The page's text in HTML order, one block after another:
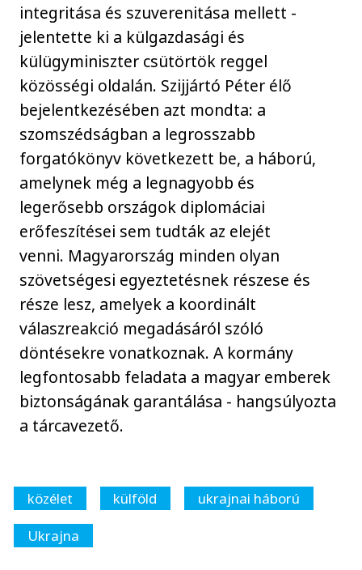
integritása és szuverenitása mellett -
jelentette ki a külgazdasági és
külügyminiszter csütörtök reggel
közösségi oldalán. Szijjártó Péter élő
bejelentkezésében azt mondta: a
szomszédságban a legrosszabb
forgatókönyv következett be, a háború,
amelynek még a legnagyobb és
legerősebb országok diplomáciai
erőfeszítései sem tudták az elejét
venni. Magyarország minden olyan
szövetségesi egyeztetésnek részese és
része lesz, amelyek a koordinált
válaszreakció megadásáról szóló
döntésekre vonatkoznak. A kormány
legfontosabb feladata a magyar emberek
biztonságának garantálása - hangsúlyozta
a tárcavezető.
közélet külföld
ukrajnai háború
Ukrajna